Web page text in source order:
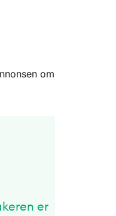
om
er